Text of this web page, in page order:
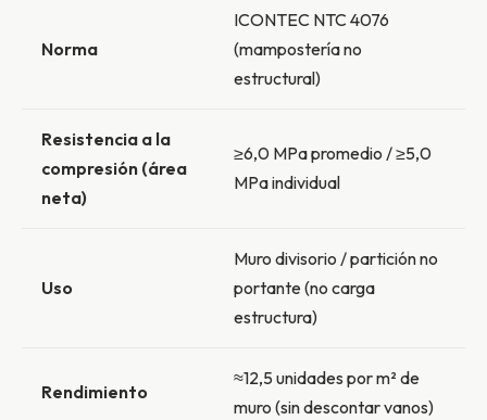
Norma
ICONTEC NTC 4076
(mampostería no
estructural)
Resistencia a la
compresión (área
neta)
≥6,0 MPa promedio / ≥5,0
MPa individual
Uso
Muro divisorio / partición no
portante (no carga
estructura)
Rendimiento
≈12,5 unidades por m² de
muro (sin descontar vanos)